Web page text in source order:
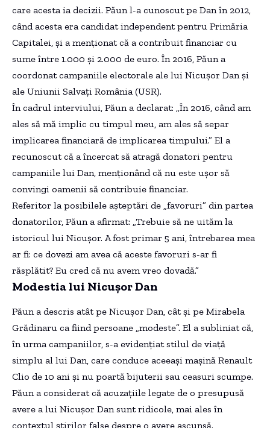
care acesta ia decizii. Păun l-a cunoscut pe Dan în 2012,
când acesta era candidat independent pentru Primăria
Capitalei, și a menționat că a contribuit financiar cu
sume între 1.000 și 2.000 de euro. În 2016, Păun a
coordonat campaniile electorale ale lui Nicușor Dan și
ale Uniunii Salvați România (USR).
În cadrul interviului, Păun a declarat: „În 2016, când am
ales să mă implic cu timpul meu, am ales să separ
implicarea financiară de implicarea timpului.” El a
recunoscut că a încercat să atragă donatori pentru
campaniile lui Dan, menționând că nu este ușor să
convingi oamenii să contribuie financiar.
Referitor la posibilele așteptări de „favoruri” din partea
donatorilor, Păun a afirmat: „Trebuie să ne uităm la
istoricul lui Nicușor. A fost primar 5 ani, întrebarea mea
ar fi: ce dovezi am avea că aceste favoruri s-ar fi
răsplătit? Eu cred că nu avem vreo dovadă.”
Modestia lui Nicușor Dan
Păun a descris atât pe Nicușor Dan, cât și pe Mirabela
Grădinaru ca fiind persoane „modeste”. El a subliniat că,
în urma campaniilor, s-a evidențiat stilul de viață
simplu al lui Dan, care conduce aceeași mașină Renault
Clio de 10 ani și nu poartă bijuterii sau ceasuri scumpe.
Păun a considerat că acuzațiile legate de o presupusă
avere a lui Nicușor Dan sunt ridicole, mai ales în
contextul știrilor false despre o avere ascunsă.